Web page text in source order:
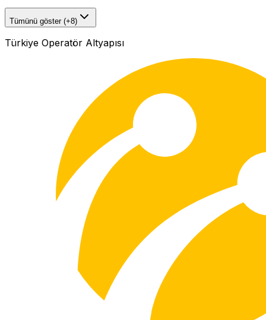
Tümünü göster (+8)
Türkiye Operatör Altyapısı